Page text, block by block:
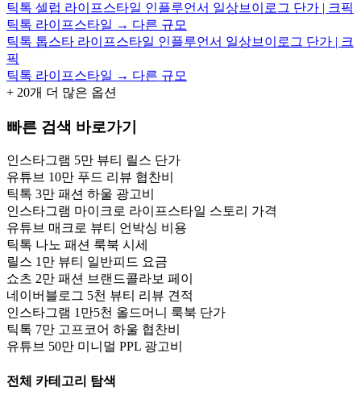
틱톡 셀럽 라이프스타일 인플루언서 일상브이로그 단가 | 크픽
틱톡 라이프스타일 → 다른 규모
틱톡 톱스타 라이프스타일 인플루언서 일상브이로그 단가 | 크
픽
틱톡 라이프스타일 → 다른 규모
+ 20개 더 많은 옵션
빠른 검색 바로가기
인스타그램 5만 뷰티 릴스 단가
유튜브 10만 푸드 리뷰 협찬비
틱톡 3만 패션 하울 광고비
인스타그램 마이크로 라이프스타일 스토리 가격
유튜브 매크로 뷰티 언박싱 비용
틱톡 나노 패션 룩북 시세
릴스 1만 뷰티 일반피드 요금
쇼츠 2만 패션 브랜드콜라보 페이
네이버블로그 5천 뷰티 리뷰 견적
인스타그램 1만5천 올드머니 룩북 단가
틱톡 7만 고프코어 하울 협찬비
유튜브 50만 미니멀 PPL 광고비
전체 카테고리 탐색